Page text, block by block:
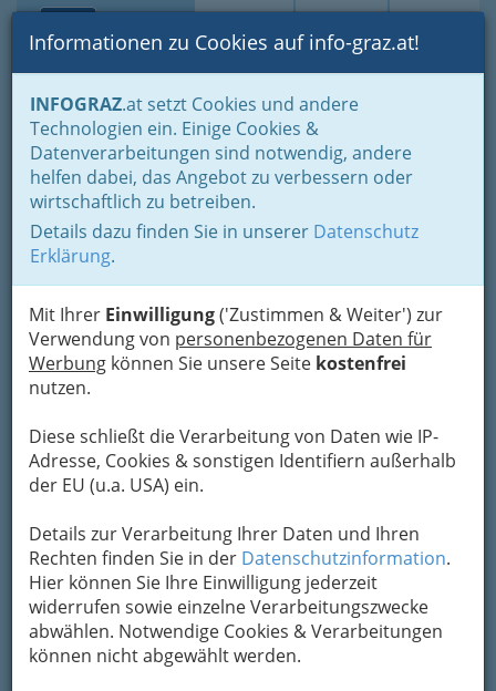
Suche Login Toggle
Informationen zu Cookies auf info-graz.at!
INFOGRAZ.at setzt Cookies und andere
Technologien ein. Einige Cookies &
Datenverarbeitungen sind notwendig, andere
helfen dabei, das Angebot zu verbessern oder
wirtschaftlich zu betreiben.
Details dazu finden Sie in unserer Datenschutz
Erklärung.
Mit Ihrer Einwilligung('Zustimmen & Weiter') zur
Verwendung von personenbezogenen Daten für
Werbung können Sie unsere Seite kostenfrei
nutzen.
Diese schließt die Verarbeitung von Daten wie IP-
Adresse, Cookies & sonstigen Identifiern außerhalb
der EU (u.a. USA) ein.
Details zur Verarbeitung Ihrer Daten und Ihren
Rechten finden Sie in der Datenschutzinformation.
Hier können Sie Ihre Einwilligung jederzeit
widerrufen sowie einzelne Verarbeitungszwecke
abwählen. Notwendige Cookies & Verarbeitungen
können nicht abgewählt werden.
Home Branchen Freizeit & Sport Sport
Über den Wolken… Fliegen
Hängegleiten
Airsports Austria
Flugsportclub
Berggasse 1, 8190 Birkfeld
+43 676 9223 849
Karte
Adresse mit Google Maps anschauen
Kontaktaufnahme
Um die Info-Graz Firmenvor Spam-Mails zu
bewahren, verwenden wir an dieser Stelle zur
Übermittlung Ihrer Nachricht ein sicheres
Formular. Ihre Nachricht wird nach dem
Absenden umgehend per Mail an das